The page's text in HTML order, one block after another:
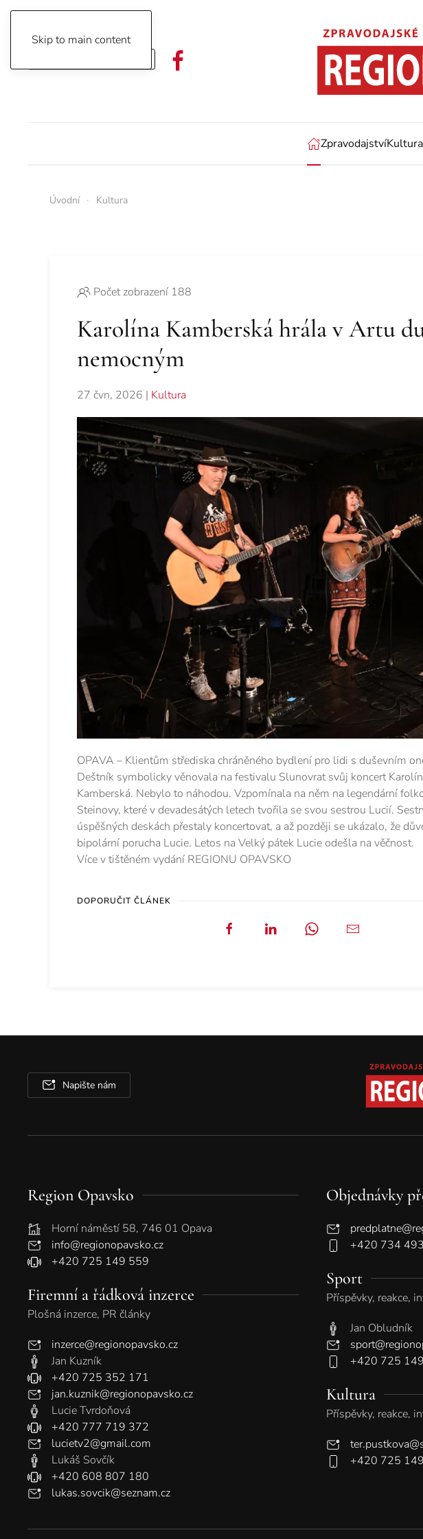
Skip to main content
ZpravodajstvíKultura
Úvodní Kultura
Počet zobrazení 188
Karolína Kamberská hrála v Artu
nemocným
27 čvn, 2026 | Kultura
OPAVA – Klientům střediska chráněného bydlení pro lidi s duševním
Deštník symbolicky věnovala na festivalu Slunovrat svůj koncert
Kamberská. Nebylo to náhodou. Vzpomínala na něm na legendární
Steinovy, které v devadesátých letech tvořila se svou sestrou Lucií.
úspěšných deskách přestaly koncertovat, a až později se ukázalo, že
bipolární porucha Lucie. Letos na Velký pátek Lucie odešla na věčnost.
Více v tištěném vydání REGIONU OPAVSKO
DOPORUČIT ČLÁNEK
Napište nám
Region Opavsko
Horní náměstí 58, 746 01 Opava
info@regionopavsko.cz
+420 725 149 559
Firemní a řádková inzerce
Plošná inzerce, PR články
inzerce@regionopavsko.cz
Jan Kuzník
+420 725 352 171
jan.kuznik@regionopavsko.cz
Lucie Tvrdoňová
+420 777 719 372
lucietv2@gmail.com
Lukáš Sovčík
+420 608 807 180
lukas.sovcik@seznam.cz
Objednávky
+420 734
Sport
Příspěvky, reakce,
Jan Obludník
+420 725
Kultura
Příspěvky, reakce,
+420 725